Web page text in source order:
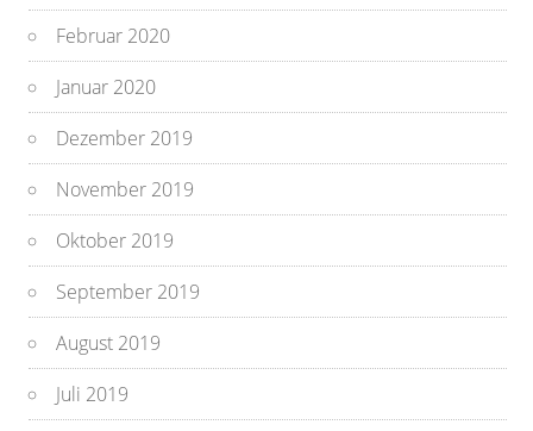
Februar 2020
Januar 2020
Dezember 2019
November 2019
Oktober 2019
September 2019
August 2019
Juli 2019